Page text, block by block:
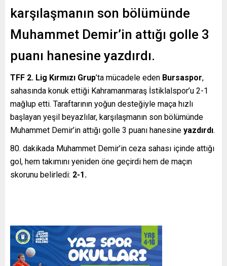
karşılaşmanın son bölümünde
Muhammet Demir’in attığı golle 3
puanı hanesine yazdırdı.
TFF 2. Lig Kırmızı Grup’ta mücadele eden Bursaspor,
sahasında konuk ettiği Kahramanmaraş İstiklalspor’u 2-1
mağlup etti. Taraftarının yoğun desteğiyle maça hızlı
başlayan yeşil beyazlılar, karşılaşmanın son bölümünde
Muhammet Demir’in attığı golle 3 puanı hanesine yazdırdı.
80. dakikada Muhammet Demir’in ceza sahası içinde attığı
gol, hem takımını yeniden öne geçirdi hem de maçın
skorunu belirledi: 2-1.